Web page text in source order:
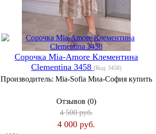
Сорочка Mia-Amore Клементина
Clementina 3458 (Код: 3458)
Производитель: Mia-Sofia Миа-София купить
Отзывов (0)
4 500 руб.
4 000 руб.